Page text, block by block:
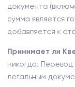
документа
сумма является
добавляется к
Принимает ли
никогда. Перевод
легальным